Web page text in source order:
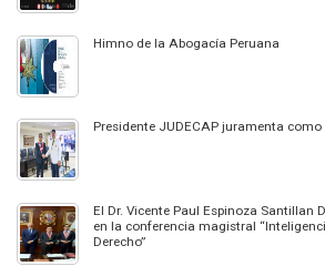
Himno de la Abogacía Peruana
Presidente JUDECAP juramenta
El Dr. Vicente Paul Espinoza Santillan
en la conferencia magistral
Derecho”